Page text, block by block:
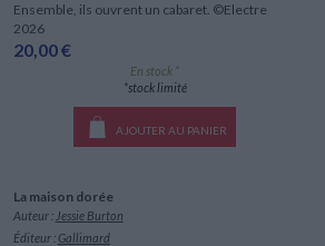
Ensemble, ils ouvrent un cabaret. ©Electre
2026
20,00 €
En stock *
*stock limité
AJOUTER AU PANIER
La maison dorée
Auteur : Jessie Burton
Éditeur : Gallimard